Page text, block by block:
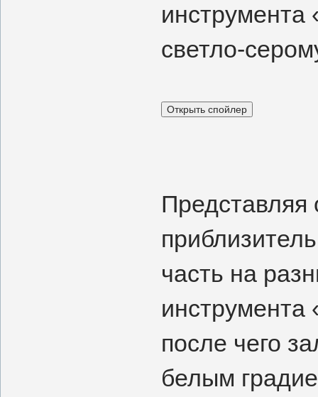
инструмента
светло-
Представляя
часть на
инструмента
после чего
белым